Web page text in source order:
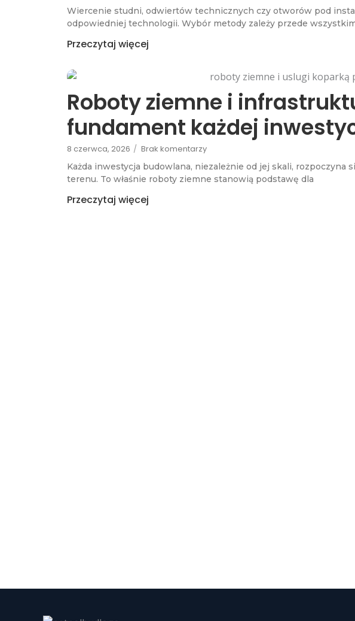
Wiercenie studni, odwiertów technicznych czy otworów pod
odpowiedniej technologii. Wybór metody zależy przede
Przeczytaj więcej
Roboty ziemne i
fundament każdej
8 czerwca, 2026 / Brak komentarzy
Każda inwestycja budowlana, niezależnie od jej skali, rozpoczyna
terenu. To właśnie roboty ziemne stanowią podstawę dla
Przeczytaj więcej